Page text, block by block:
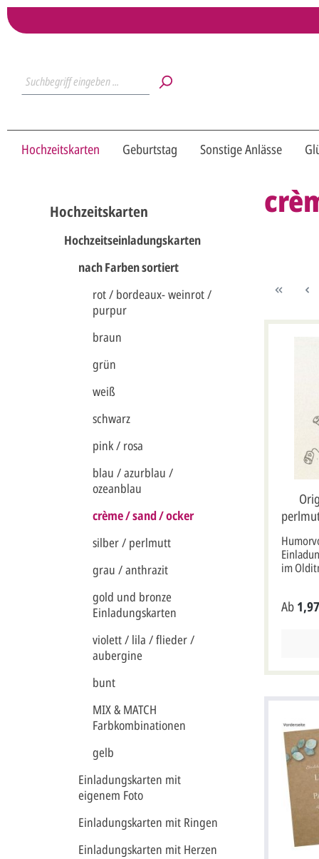
Hochzeitskarten Geburtstag Sonstige Anlässe
Hochzeitskarten
Hochzeitseinladungskarten
nach Farben sortiert
rot / bordeaux- weinrot /
purpur
braun
grün
weiß
schwarz
pink / rosa
blau / azurblau /
ozeanblau
crème / sand / ocker
silber / perlmutt
grau / anthrazit
gold und bronze
Einladungskarten
violett / lila / flieder /
aubergine
bunt
MIX & MATCH
Farbkombinationen
gelb
Einladungskarten mit
eigenem Foto
Einladungskarten mit Ringen
Einladungskarten mit Herzen
im
im
Autos
an der
für
Ab